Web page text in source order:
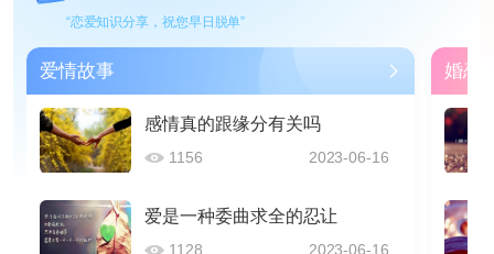
“恋爱知识分享，祝您早日脱单”
爱情故事
感情真的跟缘分有关吗
1156 2023-06-16
爱是一种委曲求全的忍让
1128 2023-06-16
婚恋